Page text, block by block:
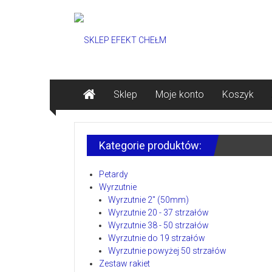
SKLEP
EFEKT
Hurtownia
fajerwerków,
pokazy
pirotechniczne
Sklep Moje konto Koszyk
Kategorie produktów:
Petardy
Wyrzutnie
Wyrzutnie 2" (50mm)
Wyrzutnie 20 - 37 strzałów
Wyrzutnie 38 - 50 strzałów
Wyrzutnie do 19 strzałów
Wyrzutnie powyżej 50 strzałów
Zestaw rakiet